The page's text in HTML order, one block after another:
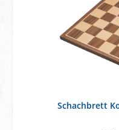
Schachbrett